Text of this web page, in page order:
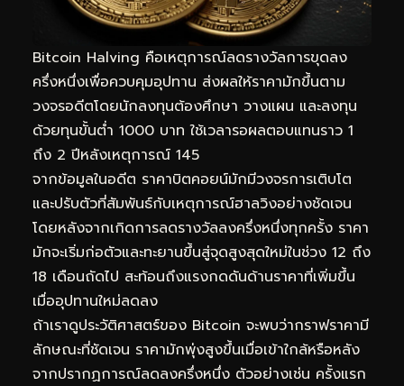
Bitcoin Halving คือเหตุการณ์ลดรางวัลการขุดลง
ครึ่งหนึ่งเพื่อควบคุมอุปทาน ส่งผลให้ราคามักขึ้นตาม
วงจรอดีตโดยนักลงทุนต้องศึกษา วางแผน และลงทุน
ด้วยทุนขั้นต่ำ 1000 บาท ใช้เวลารอผลตอบแทนราว 1
ถึง 2 ปีหลังเหตุการณ์ 145
จากข้อมูลในอดีต ราคาบิตคอยน์มักมีวงจรการเติบโต
และปรับตัวที่สัมพันธ์กับเหตุการณ์ฮาลวิงอย่างชัดเจน
โดยหลังจากเกิดการลดรางวัลลงครึ่งหนึ่งทุกครั้ง ราคา
มักจะเริ่มก่อตัวและทะยานขึ้นสู่จุดสูงสุดใหม่ในช่วง 12 ถึง
18 เดือนถัดไป สะท้อนถึงแรงกดดันด้านราคาที่เพิ่มขึ้น
เมื่ออุปทานใหม่ลดลง
ถ้าเราดูประวัติศาสตร์ของ Bitcoin จะพบว่ากราฟราคามี
ลักษณะที่ชัดเจน ราคามักพุ่งสูงขึ้นเมื่อเข้าใกล้หรือหลัง
จากปรากฏการณ์ลดลงครึ่งหนึ่ง ตัวอย่างเช่น ครั้งแรก